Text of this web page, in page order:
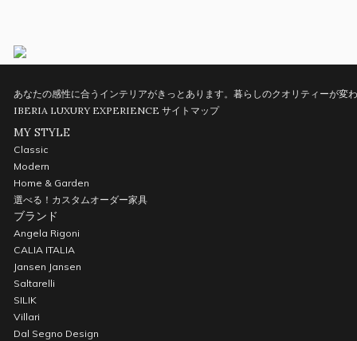
あなたの感性に合うインテリアがきっとあります。暮らしのクオリティーが変
IBERIA LUXURY EXPERIENCE サイトマップ
MY STYLE
Classic
Modern
Home & Garden
選べる！カスタムオーダー家具
ブランド
Angela Rigoni
CALIA ITALIA
Jansen Jansen
Saltarelli
SILIK
Villari
Dal Segno Design